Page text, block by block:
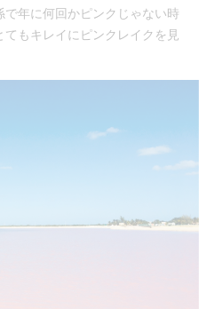
年に何回かピンクじゃない時
もキレイにピンクレイクを見